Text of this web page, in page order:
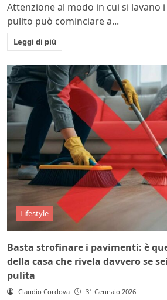
Attenzione al modo in cui si lavano
pulito può cominciare a...
Leggi di più
Lifestyle
Basta strofinare i pavimenti: è
della casa che rivela davvero se
pulita
Claudio Cordova 31 Gennaio 2026